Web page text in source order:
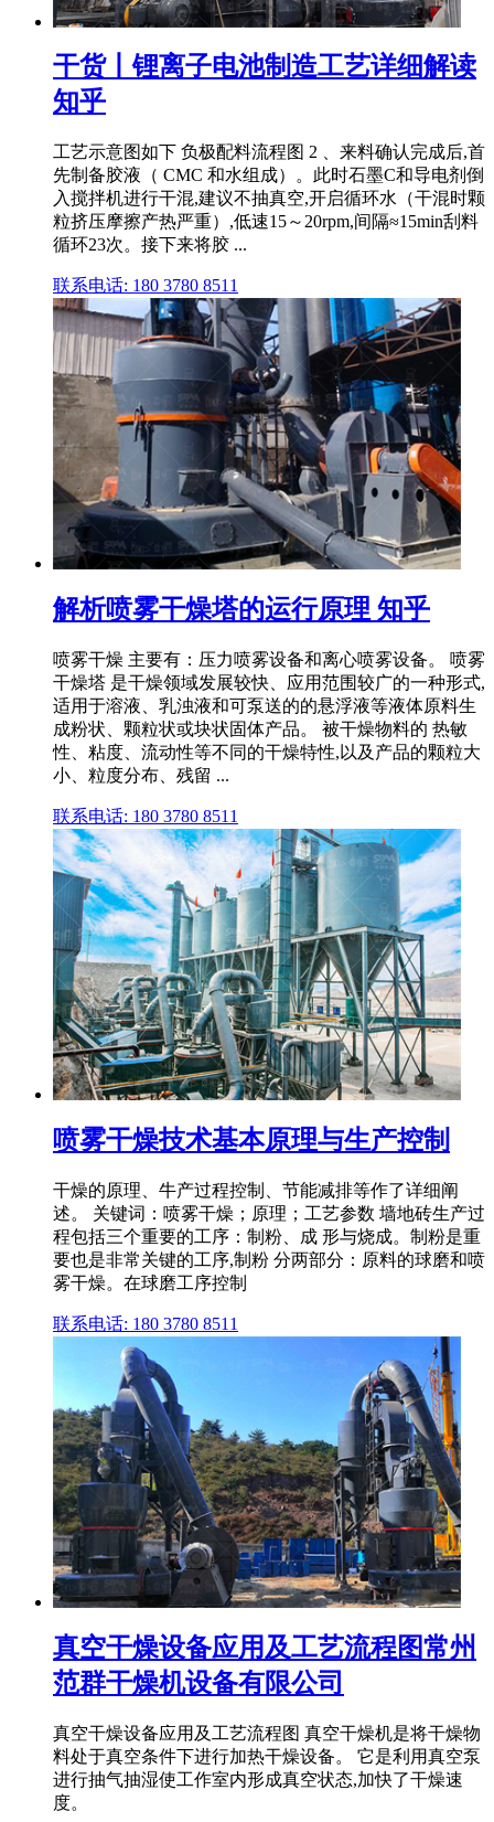
干货丨锂离子电池制造工艺详细解读
知乎
工艺示意图如下 负极配料流程图 2 、来料确认完成后,首
先制备胶液（ CMC 和水组成）。此时石墨C和导电剂倒
入搅拌机进行干混,建议不抽真空,开启循环水（干混时颗
粒挤压摩擦产热严重）,低速15～20rpm,间隔≈15min刮料
循环23次。接下来将胶 ...
联系电话: 180 3780 8511
解析喷雾干燥塔的运行原理 知乎
喷雾干燥 主要有：压力喷雾设备和离心喷雾设备。 喷雾
干燥塔 是干燥领域发展较快、应用范围较广的一种形式,
适用于溶液、乳浊液和可泵送的的悬浮液等液体原料生
成粉状、颗粒状或块状固体产品。 被干燥物料的 热敏
性、粘度、流动性等不同的干燥特性,以及产品的颗粒大
小、粒度分布、残留 ...
联系电话: 180 3780 8511
喷雾干燥技术基本原理与生产控制
干燥的原理、牛产过程控制、节能减排等作了详细阐
述。 关键词：喷雾干燥；原理；工艺参数 墙地砖生产过
程包括三个重要的工序：制粉、成 形与烧成。制粉是重
要也是非常关键的工序,制粉 分两部分：原料的球磨和喷
雾干燥。在球磨工序控制
联系电话: 180 3780 8511
真空干燥设备应用及工艺流程图常州
范群干燥机设备有限公司
真空干燥设备应用及工艺流程图 真空干燥机是将干燥物
料处于真空条件下进行加热干燥设备。 它是利用真空泵
进行抽气抽湿使工作室内形成真空状态,加快了干燥速
度。